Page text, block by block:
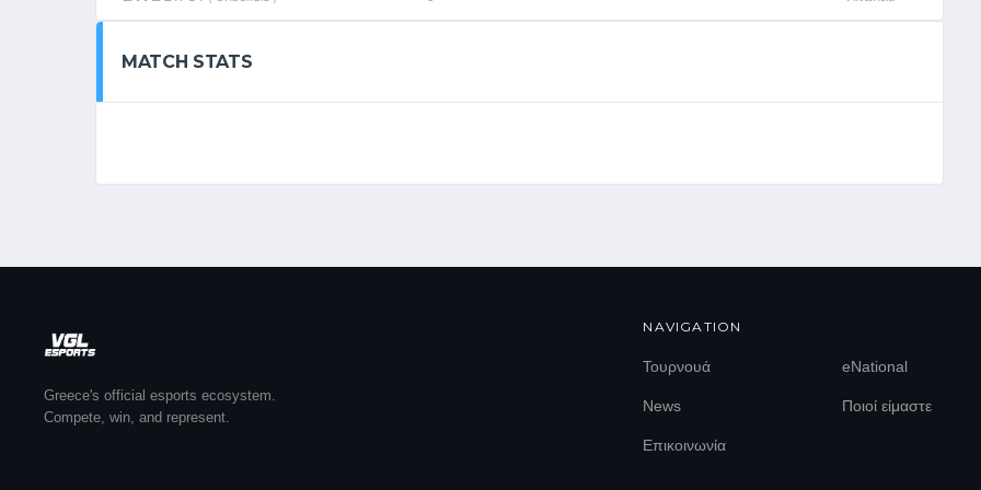
MATCH STATS
Greece's official esports ecosystem.
Compete, win, and represent.
NAVIGATION
Τουρνουά eNational
News Ποιοί είμαστε
Επικοινωνία